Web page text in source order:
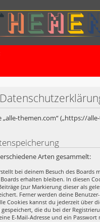
„alle-themen.com“ („https://
Arten gesammelt:
bei deinem Besuch des
erhalten bleiben. In diesen
(zur Markierung dieser als
Ferner werden deine
Cookies kannst du jederzeit über
die du bei der
E-Mail-Adresse und ein